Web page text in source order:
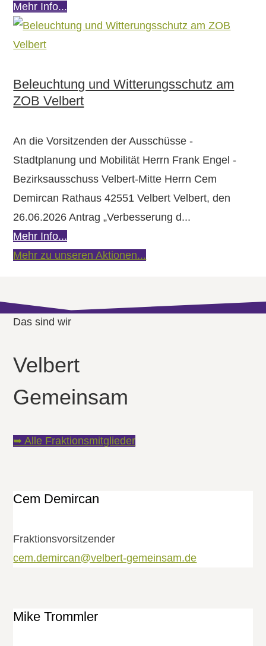
Mehr Info...
Beleuchtung und Witterungs­schutz am
ZOB Velbert
An die Vorsitzenden der Ausschüsse -
Stadtplanung und Mobilität Herrn Frank Engel -
Bezirksausschuss Velbert-Mitte Herrn Cem
Demircan Rathaus 42551 Velbert Velbert, den
26.06.2026 Antrag „Verbesserung d...
Mehr Info...
Mehr zu unseren Aktionen...
Das sind wir
Velbert
Gemeinsam
➥ Alle Fraktionsmitglieder
Cem Demircan
Fraktions­vorsitzender
cem.demircan@velbert-gemeinsam.de
Mike Trommler